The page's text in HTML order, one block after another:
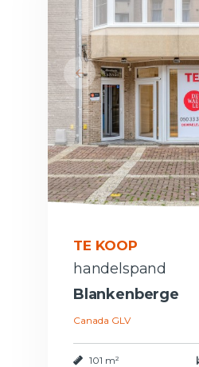
TE KOOP
handelspand
Blankenberge
Canada GLV
101 m²